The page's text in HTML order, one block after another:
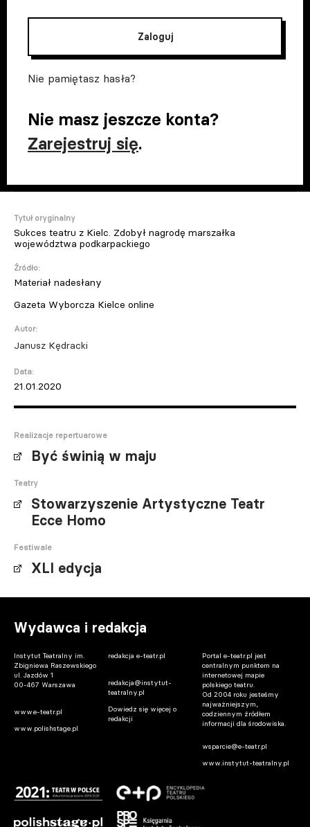
Zaloguj
Nie pamiętasz hasła?
Nie masz jeszcze konta?
Zarejestruj się.
Tytuł oryginalny
Sukces teatru z Kielc. Zdobył nagrodę marszałka
województwa podkarpackiego
Źródło:
Materiał nadesłany
Gazeta Wyborcza Kielce online
Autor:
Janusz Kędracki
Data:
21.01.2020
Realizacje repertuarowe
Być świnią w maju
Teatry
Stowarzyszenie Artystyczne Teatr
Ecce Homo
Festiwale
XLI edycja
Wydawca i redakcja
Instytut Teatralny im.
Zbigniewa Raszewskiego
ul. Jazdów 1
00-467 Warszawa
www.e-teatr.pl
www.polishstage.pl
redakcja e-teatr.pl
redakcja@instytut-
teatralny.pl
Dowiedz się więcej o
redakcji
Portal e-teatr.pl jest
centralnym punktem na
internetowej mapie
polskiego teatru.
Od 2004 roku jesteśmy
najważniejszym,
codziennym źródłem
informacji dla środowiska.
wsparcie@e-teatr.pl
www.instytut-teatralny.pl